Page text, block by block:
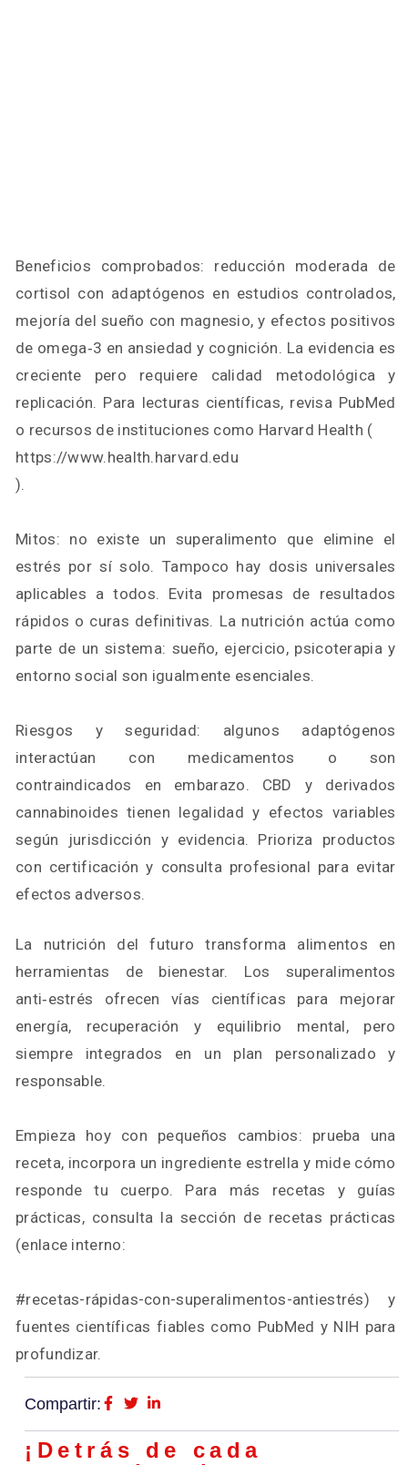
Beneficios comprobados: reducción moderada de
cortisol con adaptógenos en estudios controlados,
mejoría del sueño con magnesio, y efectos positivos
de omega‑3 en ansiedad y cognición. La evidencia es
creciente pero requiere calidad metodológica y
replicación. Para lecturas científicas, revisa PubMed
o recursos de instituciones como Harvard Health (
https://www.health.harvard.edu
).
Mitos: no existe un superalimento que elimine el
estrés por sí solo. Tampoco hay dosis universales
aplicables a todos. Evita promesas de resultados
rápidos o curas definitivas. La nutrición actúa como
parte de un sistema: sueño, ejercicio, psicoterapia y
entorno social son igualmente esenciales.
Riesgos y seguridad: algunos adaptógenos
interactúan con medicamentos o son
contraindicados en embarazo. CBD y derivados
cannabinoides tienen legalidad y efectos variables
según jurisdicción y evidencia. Prioriza productos
con certificación y consulta profesional para evitar
efectos adversos.
La nutrición del futuro transforma alimentos en
herramientas de bienestar. Los superalimentos
anti‑estrés ofrecen vías científicas para mejorar
energía, recuperación y equilibrio mental, pero
siempre integrados en un plan personalizado y
responsable.
Empieza hoy con pequeños cambios: prueba una
receta, incorpora un ingrediente estrella y mide cómo
responde tu cuerpo. Para más recetas y guías
prácticas, consulta la sección de recetas prácticas
(enlace interno:
#recetas-rápidas-con-superalimentos-antiestrés) y
fuentes científicas fiables como PubMed y NIH para
profundizar.
Compartir:
¡Detrás de cada